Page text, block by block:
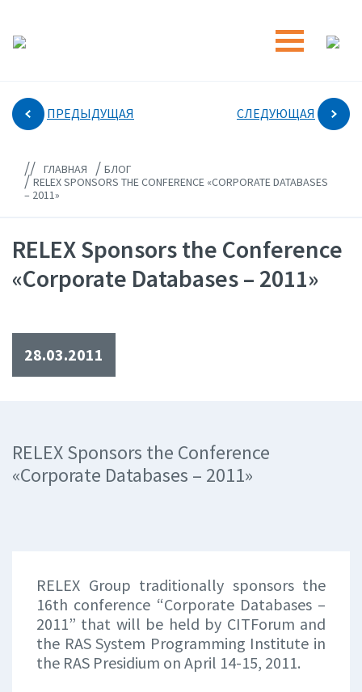
ПРЕДЫДУЩАЯ СЛЕДУЮЩАЯ
// ГЛАВНАЯ / БЛОГ
/RELEX SPONSORS THE CONFERENCE «CORPORATE DATABASES
– 2011»
RELEX Sponsors the Conference
«Corporate Databases – 2011»
28.03.2011
RELEX Sponsors the Conference
«Corporate Databases – 2011»
RELEX Group traditionally sponsors the
16th conference “Corporate Databases –
2011” that will be held by CITForum and
the RAS System Programming Institute in
the RAS Presidium on April 14-15, 2011.